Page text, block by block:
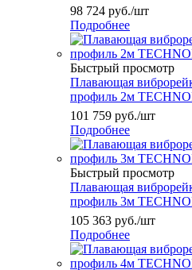
98 724 руб./шт
Подробнее
Быстрый просмотр
Плавающая
профиль 2м
101 759 руб./шт
Подробнее
Быстрый просмотр
Плавающая
профиль 3м
105 363 руб./шт
Подробнее